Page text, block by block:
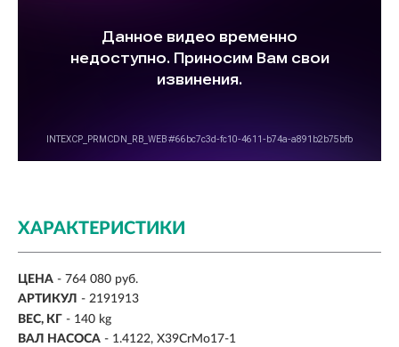
ХАРАКТЕРИСТИКИ
ЦЕНА - 764 080 руб.
АРТИКУЛ - 2191913
ВЕС, КГ - 140 kg
ВАЛ НАСОСА - 1.4122, X39CrMo17-1